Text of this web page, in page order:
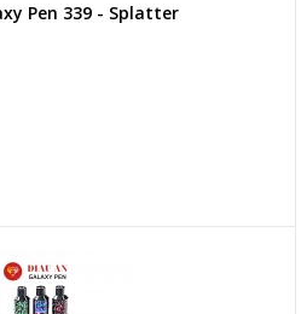
Pen 339 - Splatter